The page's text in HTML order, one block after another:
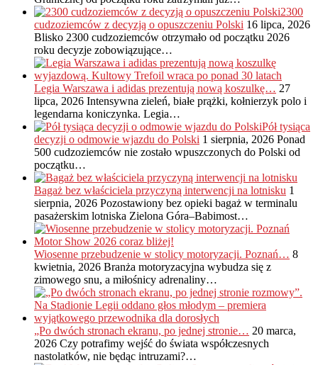
2300
cudzoziemców z decyzją o opuszczeniu Polski 16 lipca, 2026
Blisko 2300 cudzoziemców otrzymało od początku 2026
roku decyzje zobowiązujące…
Legia Warszawa i adidas prezentują nową koszulkę… 27
lipca, 2026 Intensywna zieleń, białe prążki, kołnierzyk polo i
legendarna koniczynka. Legia…
Pół tysiąca
decyzji o odmowie wjazdu do Polski 1 sierpnia, 2026 Ponad
500 cudzoziemców nie zostało wpuszczonych do Polski od
początku…
Bagaż bez właściciela przyczyną interwencji na lotnisku 1
sierpnia, 2026 Pozostawiony bez opieki bagaż w terminalu
pasażerskim lotniska Zielona Góra–Babimost…
Wiosenne przebudzenie w stolicy motoryzacji. Poznań… 8
kwietnia, 2026 Branża motoryzacyjna wybudza się z
zimowego snu, a miłośnicy adrenaliny…
„Po dwóch stronach ekranu, po jednej stronie… 20 marca,
2026 Czy potrafimy wejść do świata współczesnych
nastolatków, nie będąc intruzami?…